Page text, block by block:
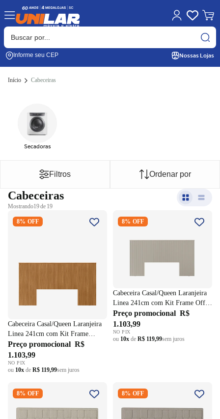
Informe seu CEP Nossas Lojas
Início Cabeceiras
Secadoras
Filtros Ordenar por
Cabeceiras
Mostrando19 de 19
Laranjeira Linea 241cm com
8% OFF
Cabeceira Casal/Queen Laranjeira
Linea 241cm com Kit Frame
Nature
Preço promocional R$
1.103,99
NO PIX
ou 10x de R$ 119,99sem juros
Laranjeira Linea 241cm com
8% OFF
Cabeceira Casal/Queen Laranjeira
Linea 241cm com Kit Frame Off
White
Preço promocional R$
1.103,99
NO PIX
ou 10x de R$ 119,99sem juros
195x12cm Quadrados Linho
8% OFF
140x12cm Quadrados Linho
8% OFF